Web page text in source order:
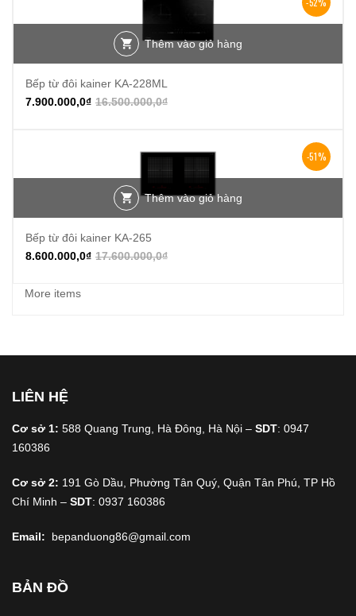
Thêm vào giỏ hàng
Bếp từ đôi kainer KA-228ML
16.500.000,0₫
7.900.000,0₫
-51%
Thêm vào giỏ hàng
Bếp từ đôi kainer KA-265
17.600.000,0₫
8.600.000,0₫
More items
LIÊN HỆ
Cơ sở 1: 588 Quang Trung, Hà Đông, Hà Nội – SDT: 0947
160386
Cơ sở 2: 191 Gò Dầu, Phường Tân Quý, Quận Tân Phú, TP Hồ
Chí Minh – SDT: 0937 160386
Email: bepanduong86@gmail.com
BẢN ĐỒ